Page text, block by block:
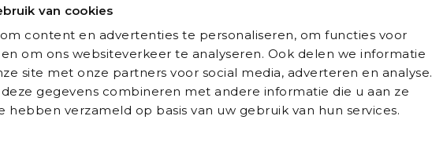
van cookies
content en advertenties te personaliseren, om functies voor
om ons websiteverkeer te analyseren. Ook delen we informatie
site met onze partners voor social media, adverteren en analyse.
gegevens combineren met andere informatie die u aan ze
hebben verzameld op basis van uw gebruik van hun services.
wetenschappen
Populaire scholingen
Algemene scholingen